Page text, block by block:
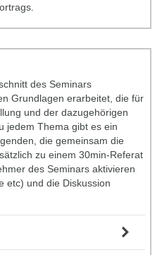
des Seminars
Grundlagen erarbeitet, die für
und der dazugehörigen
jedem Thema gibt es ein
die gemeinsam die
zu einem 30min-Referat
des Seminars aktivieren
etc) und die Diskussion